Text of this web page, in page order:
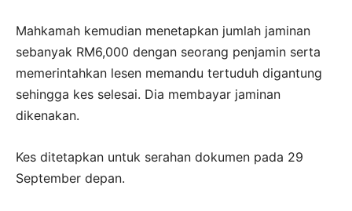
Mahkamah kemudian menetapkan jumlah jaminan
sebanyak RM6,000 dengan seorang penjamin serta
memerintahkan lesen memandu tertuduh digantung
sehingga kes selesai. Dia membayar jaminan
dikenakan.
Kes ditetapkan untuk serahan dokumen pada 29
September depan.